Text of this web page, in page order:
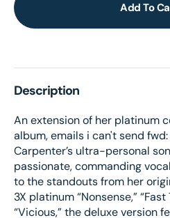
emails
send
fwd:
Add To
Description
An extension of her platinum
album, emails i can't send
Carpenter’s ultra-personal
passionate, commanding
to the standouts from her
3X platinum “Nonsense,” “Fast
“Vicious,” the deluxe version